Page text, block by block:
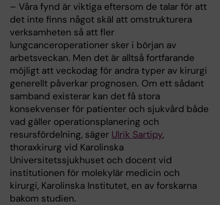
– Våra fynd är viktiga eftersom de talar för att
det inte finns något skäl att omstrukturera
verksamheten så att fler
lungcanceroperationer sker i början av
arbetsveckan. Men det är alltså fortfarande
möjligt att veckodag för andra typer av kirurgi
generellt påverkar prognosen. Om ett sådant
samband existerar kan det få stora
konsekvenser för patienter och sjukvård både
vad gäller operationsplanering och
resursfördelning, säger Ulrik Sartipy,
thoraxkirurg vid Karolinska
Universitetssjukhuset och docent vid
institutionen för molekylär medicin och
kirurgi, Karolinska Institutet, en av forskarna
bakom studien.